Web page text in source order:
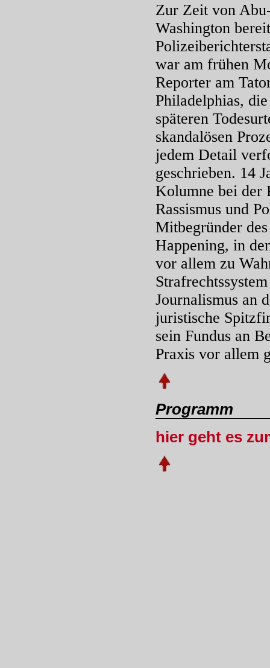
Zur Zeit von
Washington
war am frühen
Reporter am
Philadelphias,
späteren
skandalösen
jedem Detail
geschrieben. 14
Kolumne bei der
Rassismus und
Mitbegründer
Happening, in
vor allem zu
Journalismus an
juristische
sein Fundus an
Praxis vor allem
Programm
hier geht es